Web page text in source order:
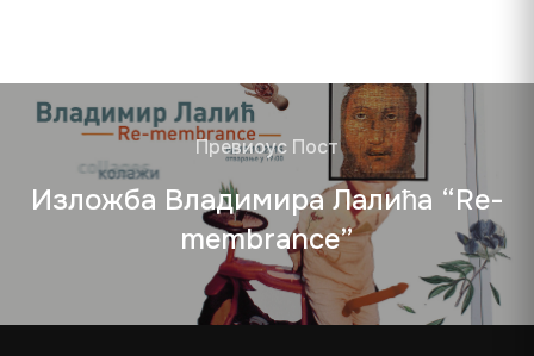
Превиоус Пост
Изложба Владимира Лалића “Re-
membrance”